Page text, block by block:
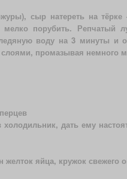
сыр натереть на
порубить. Репчатый
воду на 3 минуты и
промазывая немного
дать ему
яйца, кружок свежего